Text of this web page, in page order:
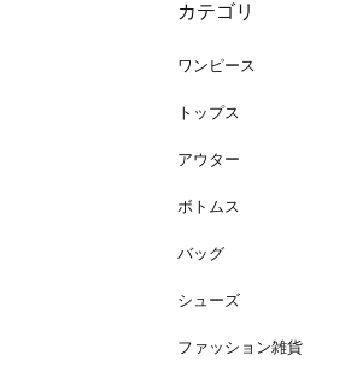
カテゴリ
ワンピース
トップス
アウター
ボトムス
バッグ
シューズ
ファッション雑貨